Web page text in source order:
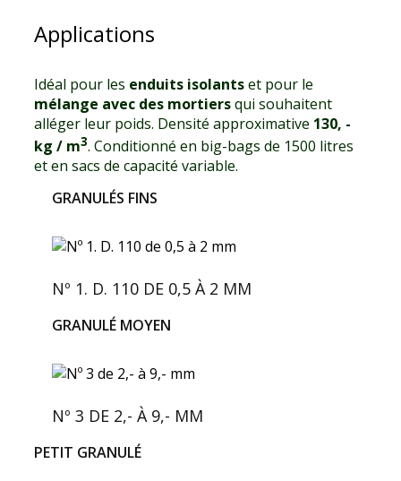
Applications
Idéal pour les enduits isolantset pour le
mélange avec des mortiersqui souhaitent
alléger leur poids. Densité approximative 130, -
kg / m3. Conditionné en big-bags de 1500 litres
et en sacs de capacité variable.
GRANULÉS FINS
Nº 1. D. 110 DE 0,5 À 2 MM
GRANULÉ MOYEN
Nº 3 DE 2,- À 9,- MM
PETIT GRANULÉ